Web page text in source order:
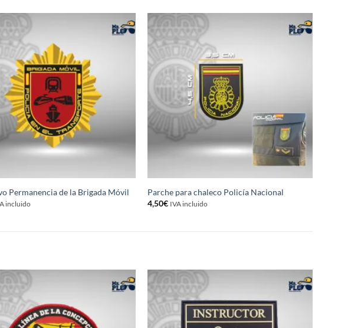
Permanencia de la Brigada Móvil
incluido
Parche para chaleco Policía Nacional
4,50€ IVA incluido